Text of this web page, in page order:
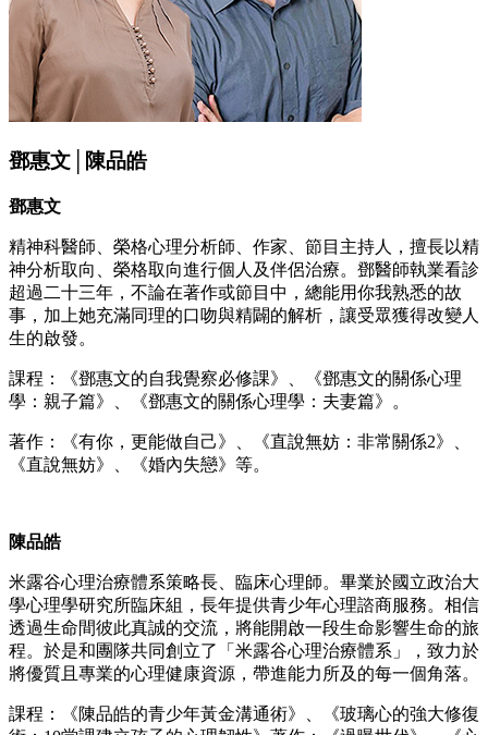
鄧惠文│陳品皓
鄧惠文
精神科醫師、榮格心理分析師、作家、節目主持人，擅長以精
神分析取向、榮格取向進行個人及伴侶治療。鄧醫師執業看診
超過二十三年，不論在著作或節目中，總能用你我熟悉的故
事，加上她充滿同理的口吻與精闢的解析，讓受眾獲得改變人
生的啟發。
課程：《鄧惠文的自我覺察必修課》、《鄧惠文的關係心理
學：親子篇》、《鄧惠文的關係心理學：夫妻篇》。
著作：《有你，更能做自己》、《直說無妨：非常關係2》、
《直說無妨》、《婚內失戀》等。
陳品皓
米露谷心理治療體系策略長、臨床心理師。畢業於國立政治大
學心理學研究所臨床組，長年提供青少年心理諮商服務。相信
透過生命間彼此真誠的交流，將能開啟一段生命影響生命的旅
程。於是和團隊共同創立了「米露谷心理治療體系」，致力於
將優質且專業的心理健康資源，帶進能力所及的每一個角落。
課程：《陳品皓的青少年黃金溝通術》、《玻璃心的強大修復